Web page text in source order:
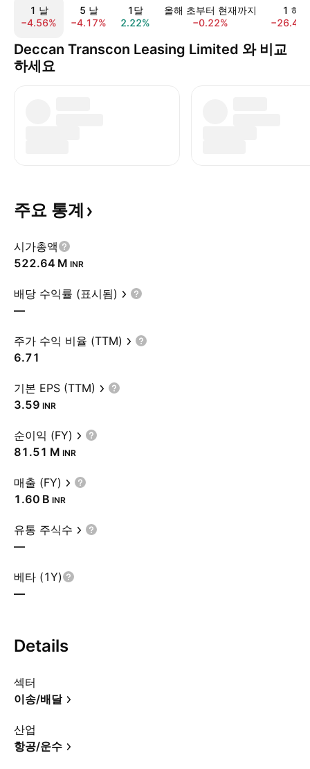
1 날
−4.56%
5 날
−4.17%
1달
2.22%
올해 초부터 현재까지
−0.22%
1 해
Deccan Transcon Leasing Limited 와 비교
하세요
주요 통계
시가총액
‪522.64 M‬ INR
배당 수익률 (표시됨)
—
주가 수익 비율 (TTM)
6.71
기본 EPS (TTM)
3.59 INR
순이익 (FY)
‪81.51 M‬ INR
매출 (FY)
‪1.60 B‬ INR
유통 주식수
—
베타 (1Y)
—
Details
섹터
이송/배달
산업
항공/운수